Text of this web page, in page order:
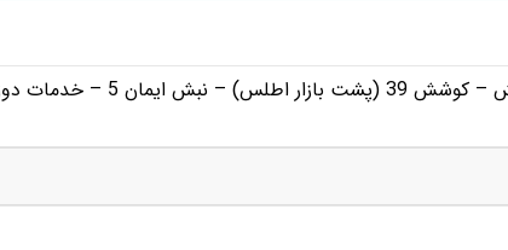
مشهد-بلوار کوشش – کوشش 39 (پشت بازار اطلس) –